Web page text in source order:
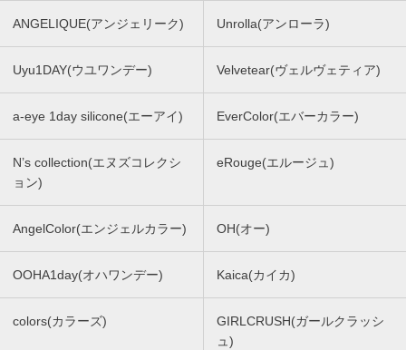
ANGELIQUE(アンジェリーク) Unrolla(アンローラ)
Uyu1DAY(ウユワンデー) Velvetear(ヴェルヴェティア)
a-eye 1day silicone(エーアイ) EverColor(エバーカラー)
N’s collection(エヌズコレクシ
ョン)
eRouge(エルージュ)
AngelColor(エンジェルカラー) OH(オー)
OOHA1day(オハワンデー) Kaica(カイカ)
colors(カラーズ)
GIRLCRUSH(ガールクラッシ
ュ)